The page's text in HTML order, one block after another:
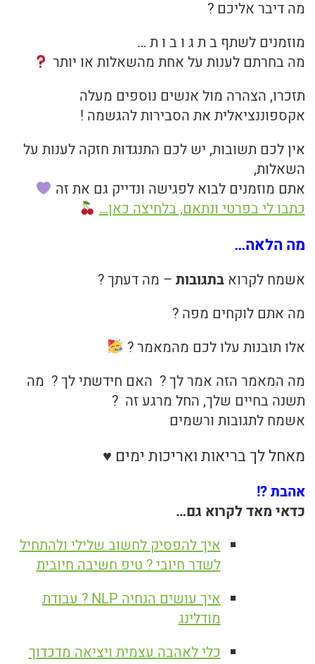
מה דיבר אליכם ?
מוזמנים לשתף ב ת ג ו ב ו ת …
מה בחרתם לענות על אחת מהשאלות או יותר
תזכרו, הצהרה מול אנשים נוספים מעלה
אקספוננציאלית את הסבירות להגשמה !
אין לכם תשובות, יש לכם התנגדות חזקה לענות על
השאלות,
אתם מוזמנים לבוא לפגישה ונדייק גם את זה
כתבו לי בפרטי ונתאם, בלחיצה כאן…
מה הלאה…
אשמח לקרואבתגובות – מה דעתך ?
מה אתם לוקחים מפה ?
אלו תובנות עלו לכם מהמאמר ?
מה המאמר הזה אמר לך ? האם חידשתי לך ? מה
תשנה בחיים שלך, החל מרגע זה ?
אשמח לתגובות ורשמים
מאחל לך בריאות ואריכות ימים ♥
אהבת ?!
כדאי מאד לקרוא גם…
איך להפסיק לחשוב שלילי ולהתחיל
לשדר חיובי ? טיפ חשיבה חיובית
איך עושים הנחיה NLP ? עבודת
מודלינג
כלי לאהבה עצמית ויציאה מדכדוך